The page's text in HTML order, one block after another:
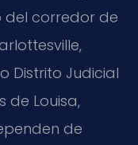
del corredor de
Distrito Judicial
de Louisa,
de